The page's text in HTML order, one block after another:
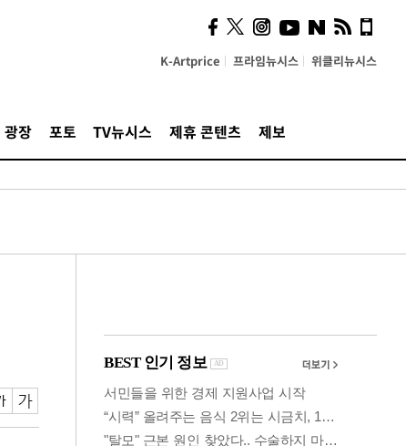
K-Artprice 프라임뉴시스 위클리뉴시스
광장 포토 TV뉴시스 제휴 콘텐츠 제보
사이 해답 찾았죠"…알을
깨고 나온 '초자아'